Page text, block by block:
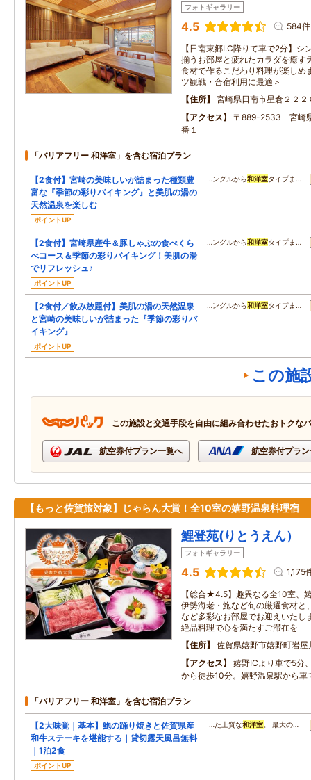
フォトギャラリー
4.5 584件
【日南東郷I.C降りて車で2分】シ
揃うお部屋と疲れたカラダを癒す
食材で作るこだわり料理が楽しめ
ツ観戦・合宿利用に最適＞
住所
宮崎県日南市星倉２２２
アクセス
〒889-2533 宮崎
番１
「バリアフリー 和洋室」を含む宿泊プラン
【2食付】宮崎の美味しいが詰まった種類豊
富な『季節の彩りバイキング』と美肌の湯の
天然温泉を楽しむ
ポイントUP
…ングルから和洋室タイプま…
【2食付】宮崎県産牛＆豚しゃぶの食べくら
べコース＆季節の彩りバイキング！美肌の湯
でリフレッシュ♪
ポイントUP
…ングルから和洋室タイプま…
【2食付／飲み放題付】美肌の湯の天然温泉
と宮崎の美味しいが詰まった『季節の彩りバ
イキング』
ポイントUP
…ングルから和洋室タイプま…
この施
この施設と交通手段を自由に組み合わせたおトクな
航空券付プラン一覧へ 航空券付プラ
【もっと佐賀旅対象】じゃらん大賞！全10室の嬉野温泉料理宿
鯉登苑(りとうえん）
フォトギャラリー
4.5 1,175
【総合★4.5】趣異なる全10室、
伊勢海老・鮑など旬の厳選食材と
など多彩なお部屋でお迎えいたし
絶品料理で心を満たすご滞在を
住所
佐賀県嬉野市嬉野町岩
アクセス
嬉野ICより車で5分
から徒歩10分。嬉野温泉駅から
「バリアフリー 和洋室」を含む宿泊プラン
【2大味覚｜基本】鮑の踊り焼きと佐賀県産
和牛ステーキを堪能する｜貸切露天風呂無料
｜1泊2食
ポイントUP
…た上質な和洋室 。 最大の…